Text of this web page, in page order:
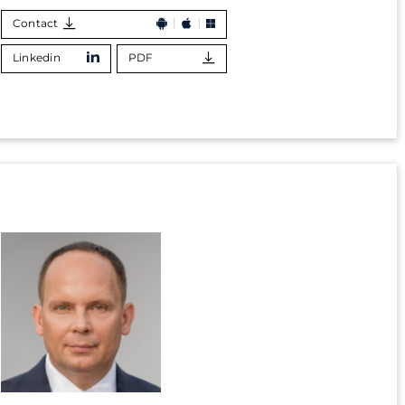
Contact
Linkedin PDF